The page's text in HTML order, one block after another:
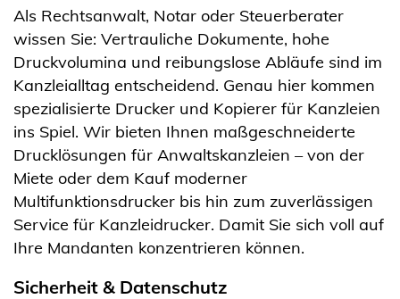
Als Rechtsanwalt, Notar oder Steuerberater
wissen Sie: Vertrauliche Dokumente, hohe
Druckvolumina und reibungslose Abläufe sind im
Kanzleialltag entscheidend. Genau hier kommen
spezialisierte Drucker und Kopierer für Kanzleien
ins Spiel. Wir bieten Ihnen maßgeschneiderte
Drucklösungen für Anwaltskanzleien – von der
Miete oder dem Kauf moderner
Multifunktionsdrucker bis hin zum zuverlässigen
Service für Kanzleidrucker. Damit Sie sich voll auf
Ihre Mandanten konzentrieren können.
Sicherheit & Datenschutz